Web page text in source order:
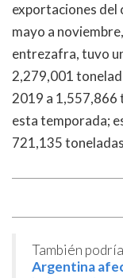
exportaciones del
mayo a
entrezafra, tuvo
2,279,001
2019 a 1,557,866
esta temporada;
721,135
También
Argentina